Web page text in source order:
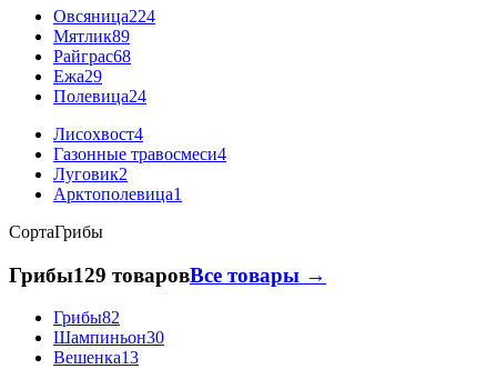
Овсяница224
Мятлик89
Райграс68
Ежа29
Полевица24
Лисохвост4
Газонные травосмеси4
Луговик2
Арктополевица1
СортаГрибы
Грибы129 товаровВсе товары →
Грибы82
Шампиньон30
Вешенка13